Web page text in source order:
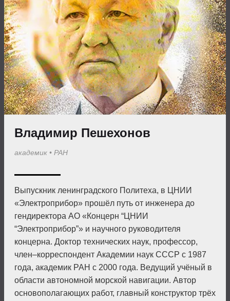
Владимир Пешехонов
академик • РАН
Выпускник ленинградского Политеха, в ЦНИИ
«Электроприбор» прошёл путь от инженера до
гендиректора АО «Концерн “ЦНИИ
“Электроприбор”» и научного руководителя
концерна. Доктор технических наук, профессор,
член–корреспондент Академии наук СССР с 1987
года, академик РАН с 2000 года. Ведущий учёный в
области автономной морской навигации. Автор
основополагающих работ, главный конструктор трёх